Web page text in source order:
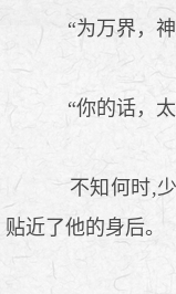
“为万界，神
“你的话，
不知何时,少
贴近了他的身后。